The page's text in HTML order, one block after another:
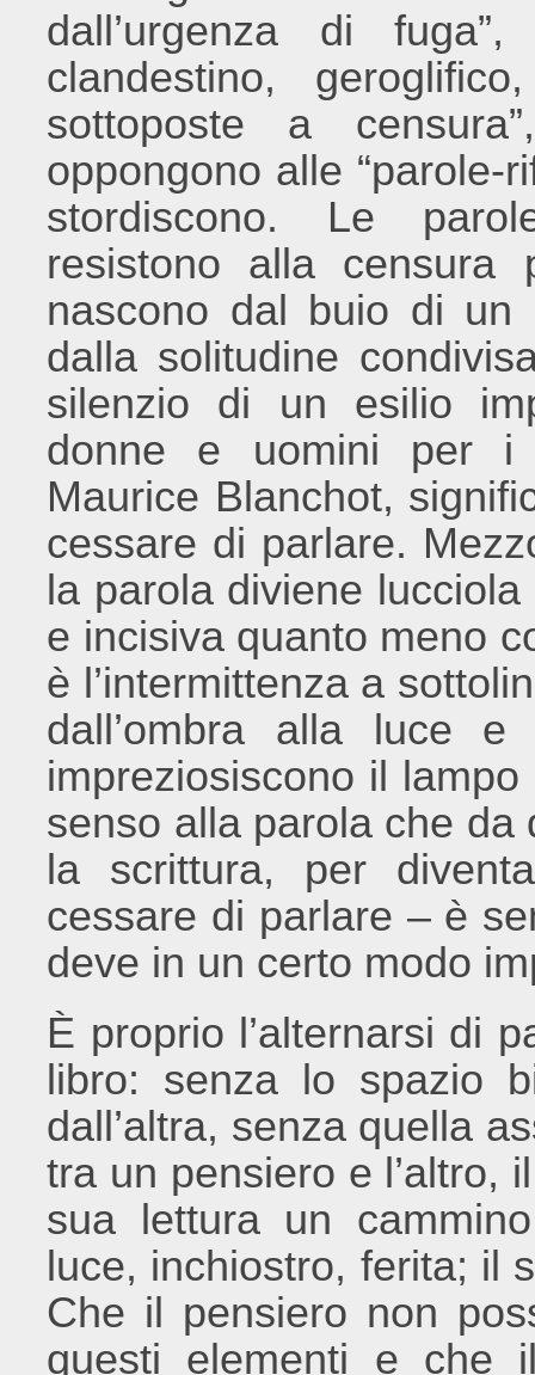
dall’urgenza di
clandestino,
sottoposte a
oppongono alle “parole-
stordiscono. Le
resistono alla censura
nascono dal buio di un
dalla solitudine
silenzio di un esilio
donne e uomini per i
Maurice Blanchot,
cessare di parlare.
la parola diviene
e incisiva quanto meno
è l’intermittenza a
dall’ombra alla luce
impreziosiscono il
senso alla parola che
la scrittura, per
cessare di parlare – è
deve in un certo modo
È proprio l’alternarsi di
libro: senza lo spazio
dall’altra, senza quella
tra un pensiero e l’altro,
sua lettura un
luce, inchiostro, ferita; il
Che il pensiero non
questi elementi e che